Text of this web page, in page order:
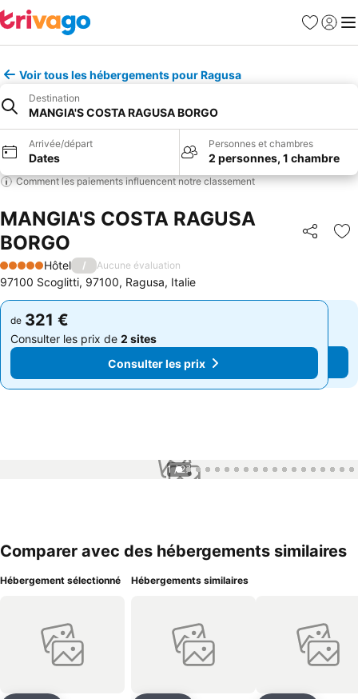
Favoris
Se
Voir tous les hébergements pour Ragusa
Destination
MANGIA'S COSTA RAGUSA BORGO
Arrivée/départ
Dates
Personnes et chambres
2 personnes, 1 chambre
Comment les paiements influencent notre classement
MANGIA'S COSTA RAGUSA
BORGO
Partager
5 Étoiles
Hôtel / Aucune évaluation
97100 Scoglitti, 97100, Ragusa, Italie
de 321 €
Consulter les prix de 2 sites
Consulter les prix
de 321 €
Consulter les prix de 2 sites
Consulter les prix
1 / 27
Comparer avec des hébergements similaires
Hébergement sélectionné Hébergements similaires